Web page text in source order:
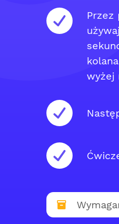
Przez
wyżej